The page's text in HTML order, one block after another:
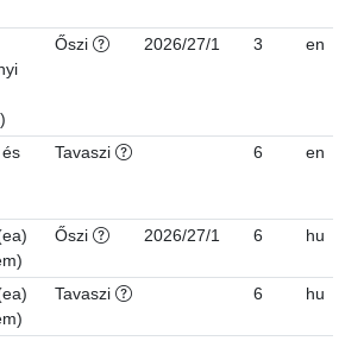
Őszi 2026/27/1 3 en
Tavaszi 6 en
Őszi 2026/27/1 6 hu
Tavaszi 6 hu